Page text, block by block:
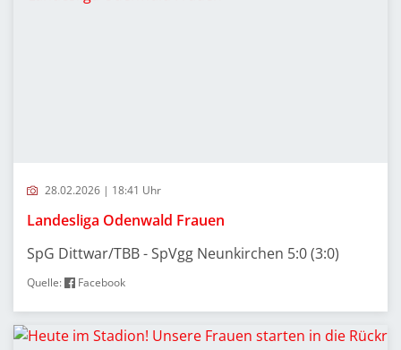
28.02.2026 | 18:41 Uhr
Landesliga Odenwald Frauen
SpG Dittwar/TBB - SpVgg Neunkirchen 5:0 (3:0)
Quelle: Facebook